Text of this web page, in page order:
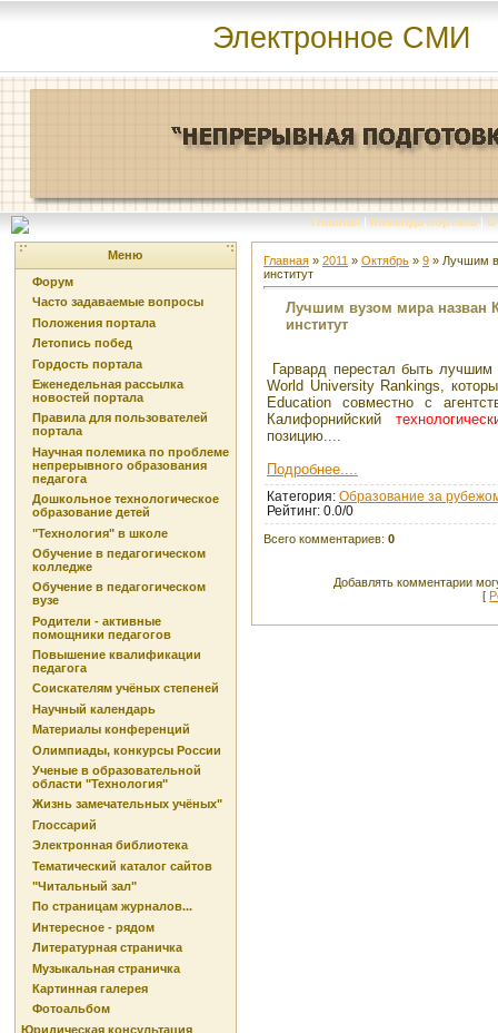
Электронное СМИ
Главная | Команда портала | О
Меню
Форум
Часто задаваемые вопросы
Положения портала
Летопись побед
Гордость портала
Еженедельная рассылка
новостей портала
Правила для пользователей
портала
Научная полемика по проблеме
непрерывного образования
педагога
Дошкольное технологическое
образование детей
"Технология" в школе
Обучение в педагогическом
колледже
Обучение в педагогическом
вузе
Родители - активные
помощники педагогов
Повышение квалификации
педагога
Соискателям учёных степеней
Научный календарь
Материалы конференций
Олимпиады, конкурсы России
Ученые в образовательной
области "Технология"
Жизнь замечательных учёных"
Глоссарий
Электронная библиотека
Тематический каталог сайтов
"Читальный зал"
По страницам журналов...
Интересное - рядом
Литературная страничка
Музыкальная страничка
Картинная галерея
Фотоальбом
Юридическая консультация
Главная » 2011 » Октябрь » 9 » Лучшим
институт
Лучшим вузом мира назван
институт
Гарвард перестал быть
World University Rankings,
Education совместно с
Калифорнийский
позицию....
Подробнее....
Категория: Образование за
Рейтинг: 0.0/0
Всего комментариев: 0
Добавлять комментарии
[